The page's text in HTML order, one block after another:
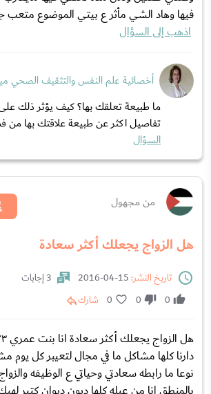
فيها وهاد الشي مأثر ع بيتي الموضوع متعب
اذهب إلى السؤال
أخصائية علم النفس والتثقيف الصحي
ما طبيعة تعلقك بها؟ كيف يؤثر ذلك
تفاصيل اكثر عن طبيعة علاقتك بها
السؤال
من مجهول
هل الزواج يجعلك أكثر سعادة
تاريخ النشر:
3 إجابات
0
0
0 شارك
دارنا كلها مشاكل ما في مجال لتعيبر كل يوم
نوعا ما رابطه سعادتي وحياتي ع الوظيفه